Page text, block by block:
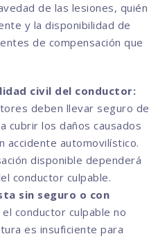
de las lesiones, quién
y la disponibilidad de
de compensación que
civil del conductor:
deben llevar seguro de
cubrir los daños causados
accidente automovilístico.
disponible dependerá
conductor culpable.
sin seguro o con
el conductor culpable no
es insuficiente para